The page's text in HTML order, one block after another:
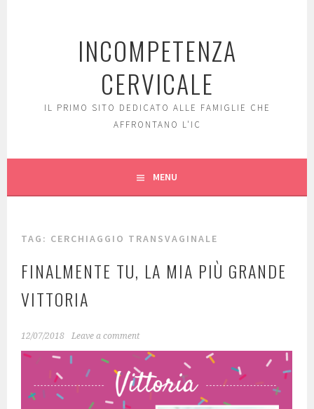
INCOMPETENZA
CERVICALE
IL PRIMO SITO DEDICATO ALLE FAMIGLIE CHE
AFFRONTANO L'IC
MENU
TAG: CERCHIAGGIO TRANSVAGINALE
FINALMENTE TU, LA MIA PIÙ GRANDE
VITTORIA
12/07/2018 Leave a comment